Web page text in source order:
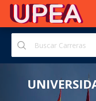
UPEA
DE EL